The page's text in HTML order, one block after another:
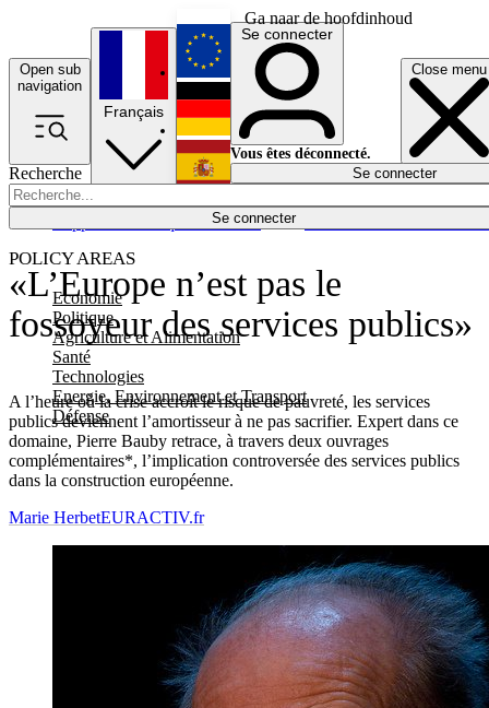
Ga naar de hoofdinhoud
Open sub
navigation
Close menu
Recherche
Se connecter
POLICY AREAS
Economie
Politique
Agriculture et Alimentation
Santé
Technologies
Energie, Environnement et Transport
Défense
Économie
Français
English
Deutsch
Español
Se connecter
Vous êtes déconnecté.
Se connecter
«L’Europe n’est pas le
fossoyeur des services publics»
A l’heure où la crise accroît le risque de pauvreté, les services
publics deviennent l’amortisseur à ne pas sacrifier. Expert dans ce
domaine, Pierre Bauby retrace, à travers deux ouvrages
complémentaires*, l’implication controversée des services publics
dans la construction européenne.
Marie HerbetEURACTIV.fr